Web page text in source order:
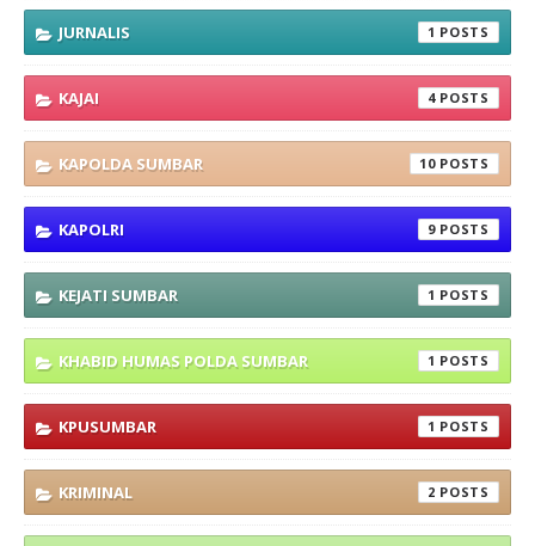
JURNALIS 1
KAJAI 4
KAPOLDA SUMBAR 10
KAPOLRI 9
KEJATI SUMBAR 1
KHABID HUMAS POLDA SUMBAR 1
KPUSUMBAR 1
KRIMINAL 2